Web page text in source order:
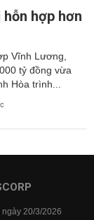
hợp hơn
Vĩnh Lương,
tỷ đồng vừa
Hòa trình...
20/3/2026